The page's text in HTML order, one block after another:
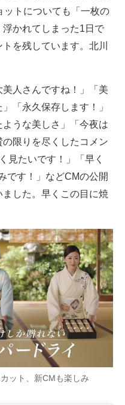
ットについても「一枚の
かれてしまった1日で
を残しています。北川
人さんですね！」「美
「永久保存します！」
ような美しさ」「今夜は
限りを尽くしたコメン
見たいです！」「早く
です！」などCMの公開
した。早くこの目に焼
ット、新CMも楽しみ